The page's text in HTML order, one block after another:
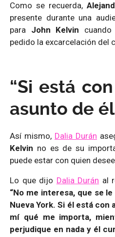
Como se recuerda,
presente durante una
para John Kelvin
pedido la excarcelación del
“Si está
asunto de
Así mismo, Dalia Durán
Kelvin no es de su
puede estar con quien
Lo que dijo Dalia Durán al
“No me interesa, que se
Nueva York. Si él está con
mí qué me importa,
perjudique en nada y él